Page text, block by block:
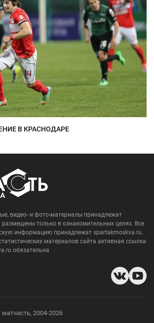
В КРАСНОДАРЕ
видео- и фото-материалы принадлежат
только в ознакомительных целях. Все
информацию принадлежат spartakmoskva.ru.
материалов сайта активная ссылка
обязательна
2004-2026